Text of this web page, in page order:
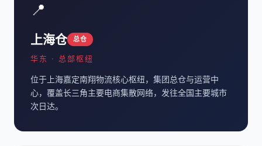
📍
上海仓 总仓
华东 · 总部枢纽
位于上海嘉定南翔物流核心枢纽，集团总仓与运营中
心，覆盖长三角主要电商集散网络，发往全国主要城市
次日达。